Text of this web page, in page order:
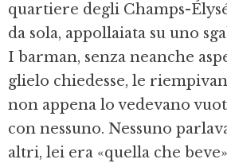
quartiere degli Champs-
da sola, appollaiata su uno
I barman, senza neanche
glielo chiedesse, le
non appena lo vedevano
con nessuno. Nessuno
altri, lei era «quella che